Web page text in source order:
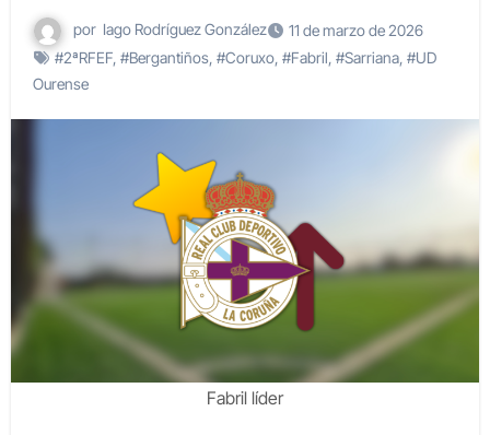
por Iago Rodríguez González
11 de marzo de 2026
#2ªRFEF, #Bergantiños, #Coruxo, #Fabril #Sarriana, #UD
Ourense
Fabril líder